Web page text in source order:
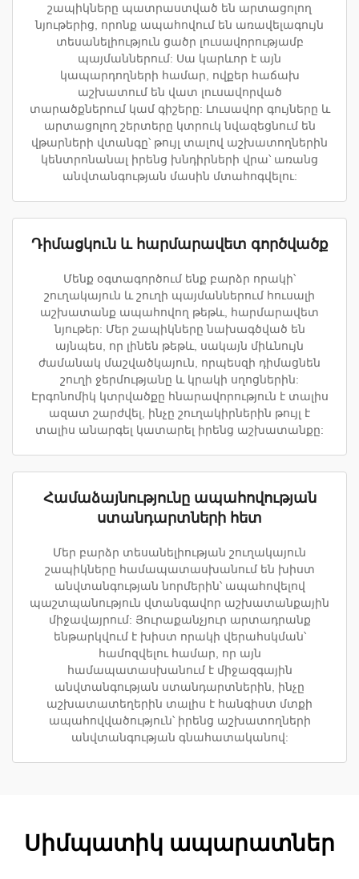
շապիկները պատրաստված են արտացոլող
նյութերից, որոնք ապահովում են առավելագույն
տեսանելիություն ցածր լուսավորությամբ
պայմաններում: Սա կարևոր է այն
կապարդողների համար, ովքեր հաճախ
աշխատում են վատ լուսավորված
տարածքներում կամ գիշերը: Լուսավոր գույները և
արտացոլող շերտերը կտրուկ նվազեցնում են
վթարների վտանգը՝ թույլ տալով աշխատողներին
կենտրոնանալ իրենց խնդիրների վրա՝ առանց
անվտանգության մասին մտահոգվելու:
Դիմացկուն և հարմարավետ գործվածք
Մենք օգտագործում ենք բարձր որակի՝
շուղակայուն և շուղի պայմաններում հուսալի
աշխատանք ապահովող թեթև, հարմարավետ
նյութեր: Մեր շապիկները նախագծված են
այնպես, որ լինեն թեթև, սակայն միևնույն
ժամանակ մաշվածկայուն, որպեսզի դիմացնեն
շուղի ջերմությանը և կրակի սղոցներին:
Էրգոնոմիկ կտրվածքը հնարավորություն է տալիս
ազատ շարժվել, ինչը շուղակիրներին թույլ է
տալիս անարգել կատարել իրենց աշխատանքը:
Համաձայնությունը ապահովության
ստանդարտների հետ
Մեր բարձր տեսանելիության շուղակայուն
շապիկները համապատասխանում են խիստ
անվտանգության նորմերին՝ ապահովելով
պաշտպանություն վտանգավոր աշխատանքային
միջավայրում: Յուրաքանչյուր արտադրանք
ենթարկվում է խիստ որակի վերահսկման՝
համոզվելու համար, որ այն
համապատասխանում է միջազգային
անվտանգության ստանդարտներին, ինչը
աշխատատեղերին տալիս է հանգիստ մտքի
ապահովվածություն՝ իրենց աշխատողների
անվտանգության գնահատականով:
Սիմպատիկ ապարատներ